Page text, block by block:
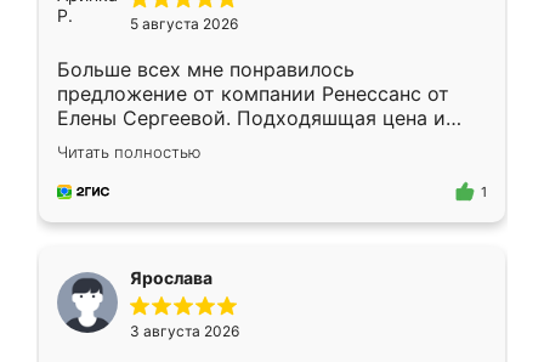
5 августа 2026
Больше всех мне понравилось
предложение от компании Ренессанс от
Елены Сергеевой. Подходяшщая цена и
короткие сроки изготовления. Приехавший
для замера сотрудник Владислав
предложил по моему эскизу самый
Читать полностью
1
Ярослава
3 августа 2026